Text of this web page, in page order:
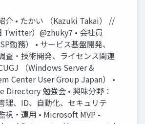
介 • たかい （Kazuki Takai） //
Twitter）@zhuky7 • 会社員
勤務） • サービス基盤開発、
査・技術開発、ライセンス関連
（Windows Server &
Center User Group Japan） •
Directory 勉強会 • 興味分野：
理、ID、自動化、セキュリテ
視・運用 • Microsoft MVP -